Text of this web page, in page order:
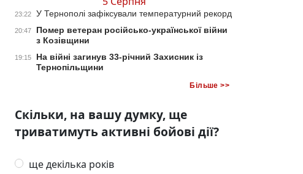
23:22 У Тернополі зафіксували температурний рекорд
20:47
Помер ветеран російсько-української війни
з Козівщини
19:15
На війні загинув 33-річний Захисник із
Тернопільщини
Більше >>
Скільки, на вашу думку, ще
триватимуть активні бойові дії?
ще декілька років